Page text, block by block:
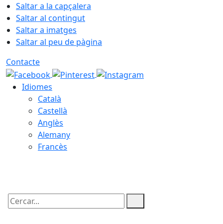
Saltar a la capçalera
Saltar al contingut
Saltar a imatges
Saltar al peu de pàgina
Contacte
Idiomes
Català
Castellà
Anglès
Alemany
Francès
Cercar: